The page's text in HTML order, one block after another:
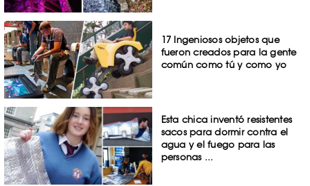
17 Ingeniosos objetos que
fueron creados para la gente
común como tú y como yo
Esta chica inventó resistentes
sacos para dormir contra el
agua y el fuego para las
personas ...